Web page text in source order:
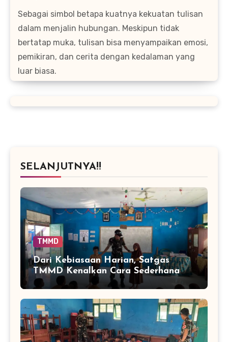
Sebagai simbol betapa kuatnya kekuatan tulisan
dalam menjalin hubungan. Meskipun tidak
bertatap muka, tulisan bisa menyampaikan emosi,
pemikiran, dan cerita dengan kedalaman yang
luar biasa.
SELANJUTNYA!!
TMMD
Dari Kebiasaan Harian, Satgas
TMMD Kenalkan Cara Sederhana
Mencegah Penyakit Sejak Dini